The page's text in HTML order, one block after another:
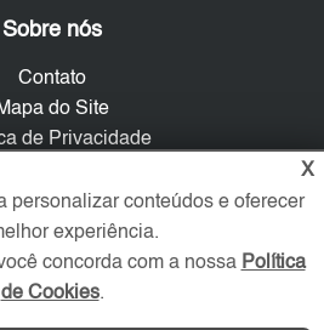
Sobre nós
Contato
do Site
de Privacidade
Verificada por
X
personalizar conteúdos e oferecer
experiência.
concorda com a nossa Política
de Cookies.